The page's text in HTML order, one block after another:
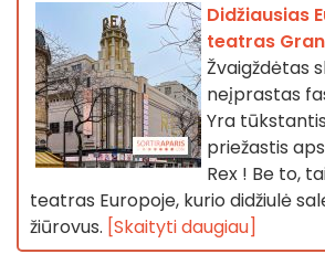
Didžiausias
teatras
Žvaigždėtas
neįprastas
Yra
priežastis
Rex ! Be to,
teatras Europoje, kurio didžiulė
žiūrovus. [Skaityti daugiau]